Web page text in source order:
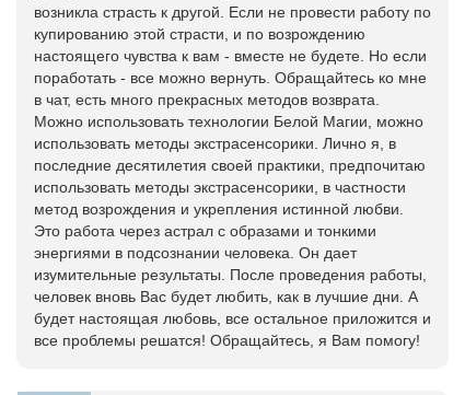
возникла страсть к другой. Если не провести работу по
купированию этой страсти, и по возрождению
настоящего чувства к вам - вместе не будете. Но если
поработать - все можно вернуть. Обращайтесь ко мне
в чат, есть много прекрасных методов возврата.
Можно использовать технологии Белой Магии, можно
использовать методы экстрасенсорики. Лично я, в
последние десятилетия своей практики, предпочитаю
использовать методы экстрасенсорики, в частности
метод возрождения и укрепления истинной любви.
Это работа через астрал с образами и тонкими
энергиями в подсознании человека. Он дает
изумительные результаты. После проведения работы,
человек вновь Вас будет любить, как в лучшие дни. А
будет настоящая любовь, все остальное приложится и
все проблемы решатся! Обращайтесь, я Вам помогу!